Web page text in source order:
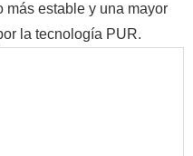
más estable y una mayor
la tecnología PUR.